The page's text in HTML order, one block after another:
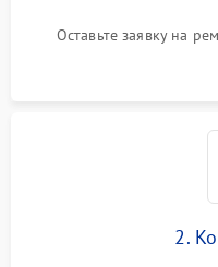
Оставьте заявку на
2.